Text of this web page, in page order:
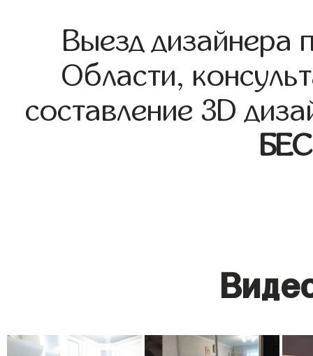
Выезд дизайнера
Области,
составление 3D